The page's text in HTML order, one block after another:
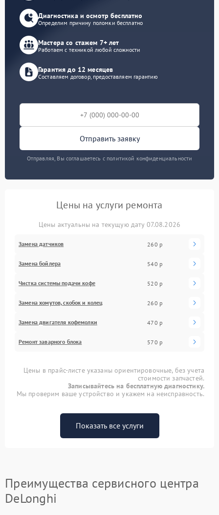
Диагностика и осмотр бесплатно
Определим причину поломки бесплатно
Мастера со стажем 7+ лет
Работаем с техникой любой сложности
Гарантия до 12 месяцев
Составляем договор, предоставляем гарантию
Отправить заявку
Отправляя, Вы соглашаетесь с политикой конфиденциальности
Цены на услуги ремонта
Цены актуальны на текущую дату 07.08.2026
Замена датчиков 260 р
Замена бойлера 540 р
Чистка системы подачи кофе 520 р
Замена хомутов, скобок и колец 260 р
Замена двигателя кофемолки 470 р
Ремонт заварного блока 570 р
Цены в прайс-листе указаны ориентировочные, без учета
стоимости запчастей.
Записывайтесь на бесплатную диагностику.
Мы проверим ваше устройство и укажем на неисправность.
Показать все услуги
Преимущества сервисного центра
DeLonghi